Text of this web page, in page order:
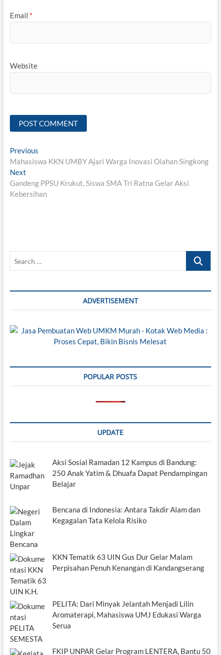
Email *
Website
Post
navigation
PreviousPrevious
post:
Mahasiswa KKN UMBY Ajari Warga Inovasi Olahan Singkong
NextNext
post:
Gandeng PPSU Krukut, Siswa SMA Tri Ratna Gelar Aksi
Kebersihan
Search
ADVERTISEMENT
POPULAR POSTS
UPDATE
Aksi Sosial Ramadan 12 Kampus di Bandung:
250 Anak Yatim & Dhuafa Dapat Pendampingan
Belajar
Bencana di Indonesia: Antara Takdir Alam dan
Kegagalan Tata Kelola Risiko
KKN Tematik 63 UIN Gus Dur Gelar Malam
Perpisahan Penuh Kenangan di Kandangserang
PELITA: Dari Minyak Jelantah Menjadi Lilin
Aromaterapi, Mahasiswa UMJ Edukasi Warga
Serua
FKIP UNPAR Gelar Program LENTERA, Bantu 50